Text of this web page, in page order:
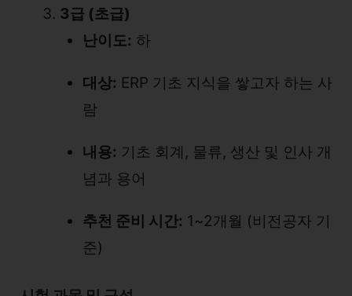
3급 (초급)
난이도: 하
대상: ERP 기초 지식을 쌓고자 하는 사
람
내용: 기초 회계, 물류, 생산 및 인사 개
념과 용어
추천 준비 시간: 1~2개월 (비전공자 기
준)